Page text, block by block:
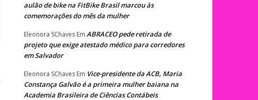
aulão de bike na FitBike Brasil marcou às
comemorações do mês da mulher
Eleonora SChaves Em ABRACEO pede retirada de
projeto que exige atestado médico para corredores
em Salvador
Eleonora SChaves Em Vice-presidente da ACB, Maria
Constança Galvão é a primeira mulher baiana na
Academia Brasileira de Ciências Contábeis